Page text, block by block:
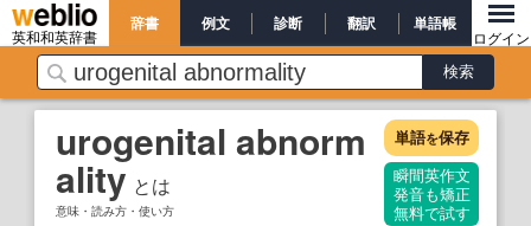
英和和英辞書
辞書 例文 診断 翻訳 単語帳
ログイン
urogenital abnorm
ality とは
意味・読み方・使い方
単語を保存
瞬間英作文
発音も矯正
無料で試す